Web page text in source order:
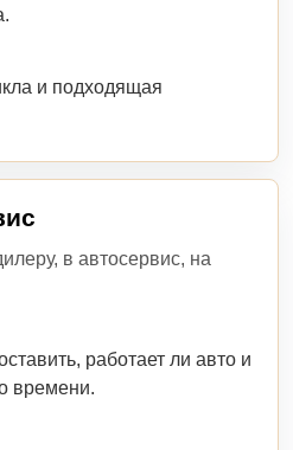
и подходящая
в автосервис, на
работает ли авто и
времени.